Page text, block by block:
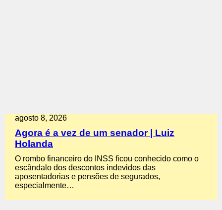
agosto 8, 2026
Agora é a vez de um senador | Luiz
Holanda
O rombo financeiro do INSS ficou conhecido como o
escândalo dos descontos indevidos das
aposentadorias e pensões de segurados,
especialmente…